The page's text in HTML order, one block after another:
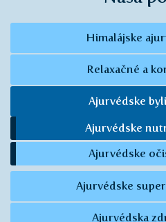
Himalájske
Relaxačné a
Ajurvédske
Ajurvédske
Ajurvédske
Ajurvédske
Ajurvédska